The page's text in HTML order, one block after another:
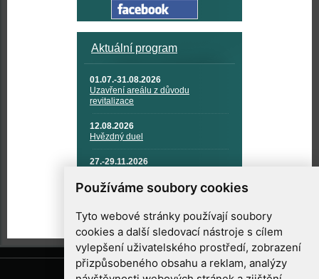
Používáme soubory cookies
Tyto webové stránky používají soubory
cookies a další sledovací nástroje s cílem
vylepšení uživatelského prostředí, zobrazení
přizpůsobeného obsahu a reklam, analýzy
Aktuální program
01.07.-31.08.2026
Uzavření areálu z důvodu
revitalizace
12.08.2026
Hvězdný duel
27.-29.11.2026
TECHNIKA A KOSMICKÉ
TECHNOLOGIE